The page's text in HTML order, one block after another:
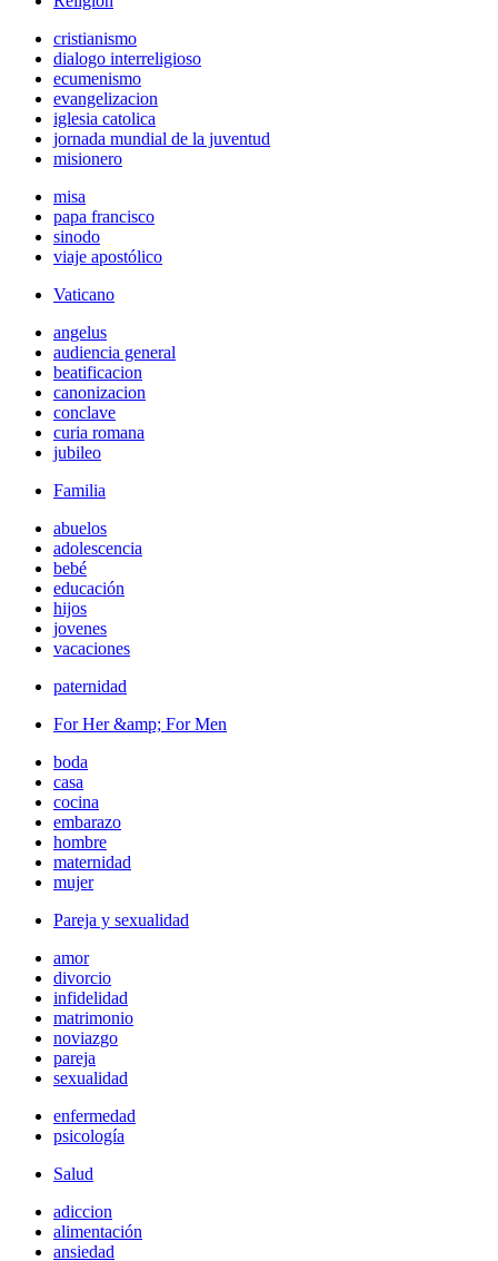
cristianismo
dialogo interreligioso
ecumenismo
evangelizacion
iglesia catolica
jornada mundial de la juventud
misionero
misa
papa francisco
sinodo
viaje apostólico
Vaticano
angelus
audiencia general
beatificacion
canonizacion
conclave
curia romana
jubileo
Familia
abuelos
adolescencia
bebé
educación
hijos
jovenes
vacaciones
paternidad
For Her &amp; For Men
boda
casa
cocina
embarazo
hombre
maternidad
mujer
Pareja y sexualidad
amor
divorcio
infidelidad
matrimonio
noviazgo
pareja
sexualidad
enfermedad
psicología
Salud
adiccion
alimentación
ansiedad